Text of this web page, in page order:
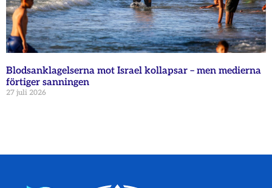
Blodsanklagelserna mot Israel kollapsar – men medierna
förtiger sanningen
27 juli 2026